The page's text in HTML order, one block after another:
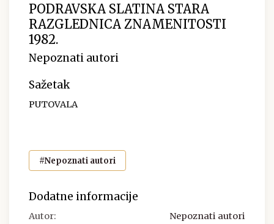
PODRAVSKA SLATINA STARA
RAZGLEDNICA ZNAMENITOSTI
1982.
Nepoznati autori
Sažetak
PUTOVALA
#Nepoznati autori
Dodatne informacije
Autor: Nepoznati autori